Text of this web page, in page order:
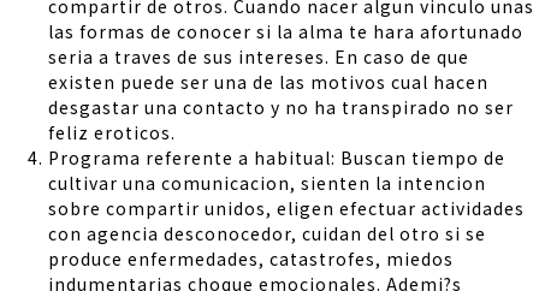
compartir de otros. Cuando nacer algun vinculo unas
las formas de conocer si la alma te hara afortunado
seri­a a traves de sus intereses. En caso de que
existen puede ser una de las motivos cual hacen
desgastar una contacto y no ha transpirado no ser
feliz eroticos.
Programa referente a habitual: Buscan tiempo de
cultivar una comunicacion, sienten la intencion
sobre compartir unidos, eligen efectuar actividades
con agencia desconocedor, cuidan del otro si se
produce enfermedades, catastrofes, miedos
indumentarias choque emocionales. Ademi?s